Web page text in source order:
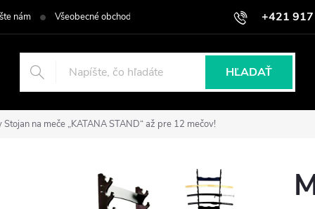
+421
nám Všeobecné obchodné podmienky Podmienky ochrany
HĽADAŤ
Stojan na meče „KATANA STAND“ až pre 12 mečov!